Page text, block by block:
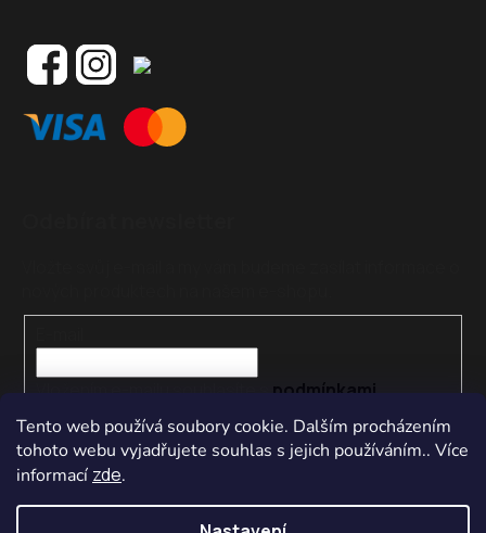
Tento web používá soubory cookie. Dalším procházením
tohoto webu vyjadřujete souhlas s jejich používáním.. Více
informací zde.
Vložením e-mailu souhlasíte spodmínkami
ochrany osobních údajů
PŘIHLÁSIT SE